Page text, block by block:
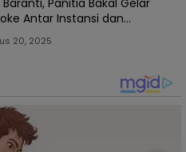
Panitia Bakal Gelar
Antar Instansi dan
20, 2025